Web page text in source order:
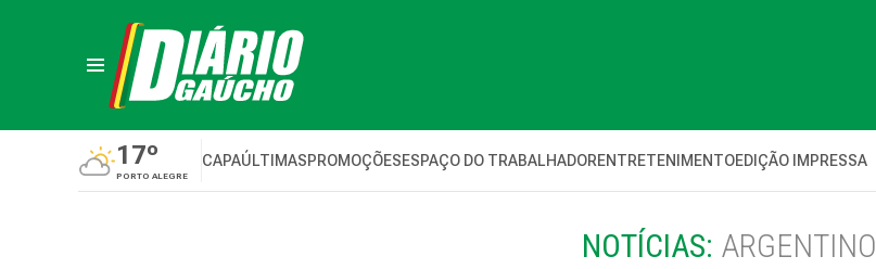
17º
PORTO ALEGRE
CAPAÚLTIMASPROMOÇÕESESPAÇO DO TRABALHADORENTRETENIMENTOEDIÇÃO IMPRESSA
NOTÍCIAS: ARGENTINO